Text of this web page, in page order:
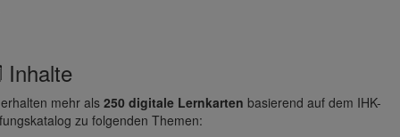
mehr als 250 digitale Lernkarten basierend auf dem IHK-
zu folgenden Themen: